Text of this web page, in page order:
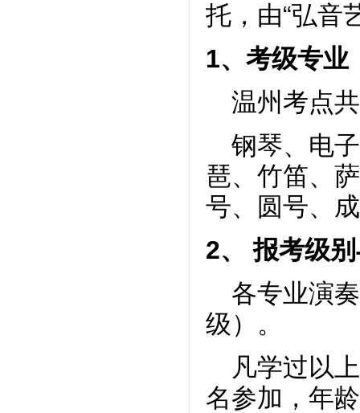
托，由“弘音
1、 考级专业
温州考点
钢琴、电
琶、竹笛、
号、圆号、
2、
报考级
各专业演
级）。
凡学过以
名参加，年